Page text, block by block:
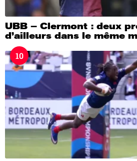
UBB – Clermont : deux
d’ailleurs dans le même
10